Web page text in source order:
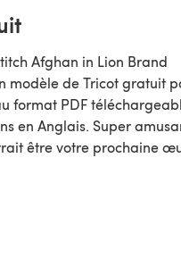
Afghan in Lion Brand
de Tricot gratuit par
format PDF
en Anglais. Super
être votre prochaine